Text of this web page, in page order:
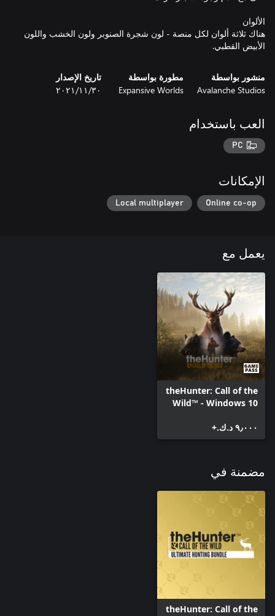
هناك ثلاثة ألوان لكل منصة - لون شجرة الصنوبر ولون الخشب واللون
الأبيض القطبي.
منشور بواسطة
Avalanche Studios
مطورة بواسطة
Expansive Worlds
تاريخ الإصدار
٣٠‏/١١‏/٢٠٢١
العب باستخدام
PC
الإمكانات
Online co-op
Local multiplayer
يعمل مع
theHunter: Call of the
Wild™ - Windows 10
٩٫٠٠٠ د.ك.‏+
مضمنة في
theHunter: Call of the